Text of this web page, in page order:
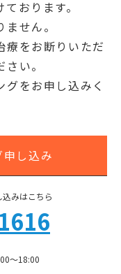
おります。
せん。
療をお断りいただ
い。
グをお申し込みく
し込み
みはこちら
〜18:00